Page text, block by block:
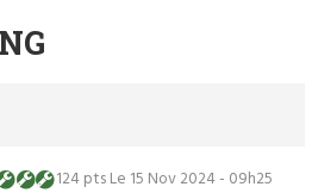
124 ptsLe 15 Nov 2024 - 09h25